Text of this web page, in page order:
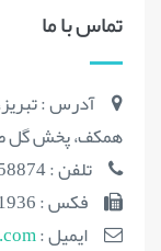
تماس با ما
آدرس :
همکف، پخش گل
تلفن : 35258874 (041)
فکس : 35231936 (041)
ایمیل :